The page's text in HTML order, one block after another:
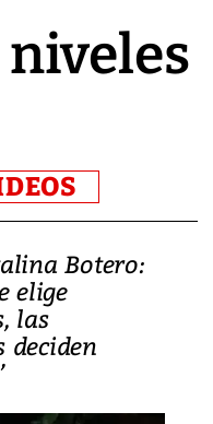
niveles
Botero:
elige
las
deciden